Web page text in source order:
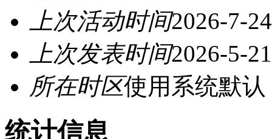
上次活动时间2026-7-
上次发表时间2026-5-
所在时区使用系统默认
统计信息